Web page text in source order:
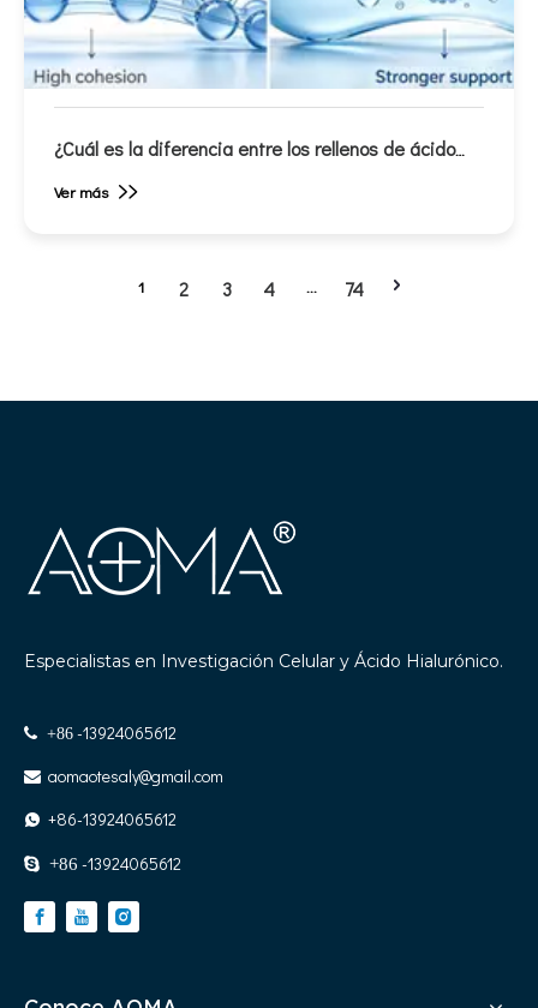
¿Cuál es la diferencia entre los rellenos de ácido
hialurónico monofásicos y bifásicos?
Ver más
1 2 3 4 ... 74
Especialistas en Investigación Celular y Ácido Hialurónico.
 +86 -13924065612
 aomaotesaly@gmail.com
 +86-13924065612
 +86 -13924065612